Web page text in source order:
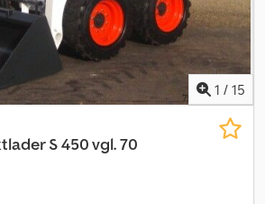
1 / 15
S 450 vgl. 70